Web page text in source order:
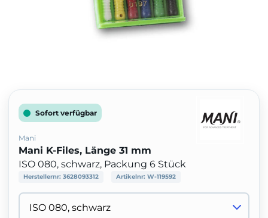
Sofort verfügbar
Mani
Mani K-Files, Länge 31 mm
ISO 080, schwarz, Packung 6 Stück
Herstellernr: 3628093312 Artikelnr: W-119592